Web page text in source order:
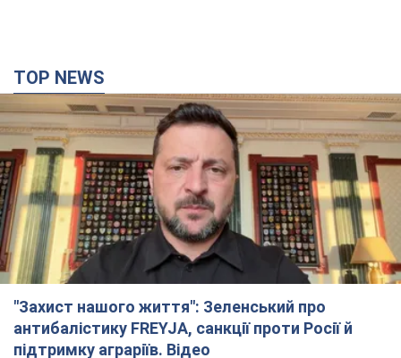
TOP NEWS
"Захист нашого життя": Зеленський про
антибалістику FREYJA, санкції проти Росії й
підтримку аграріїв. Відео